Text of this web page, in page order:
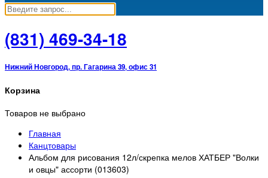
(831) 469-34-18
Нижний Новгород, пр. Гагарина 39, офис 31
Корзина
Товаров не выбрано
Главная
Канцтовары
Альбом для рисования 12л/скрепка мелов ХАТБЕР "Волки
и овцы" ассорти (013603)